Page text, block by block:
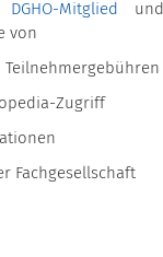
Mitglied
und
von
Teilnehmergebühren
Zugriff
Fachgesellschaft